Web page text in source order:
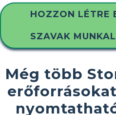
HOZZON LÉTRE
SZAVAK
Még több